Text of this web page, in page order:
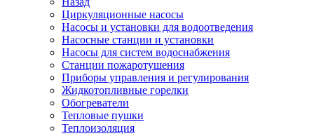
Циркуляционные насосы
Насосы и установки для водоотведения
Насосные станции и установки
Насосы для систем водоснабжения
Станции пожаротушения
Приборы управления и регулирования
Жидкотопливные горелки
Обогреватели
Тепловые пушки
Теплоизоляция